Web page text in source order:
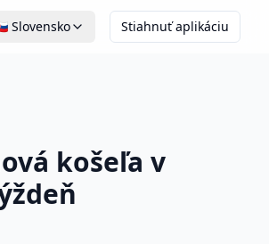
Slovensko Stiahnuť aplikáciu
košeľa v